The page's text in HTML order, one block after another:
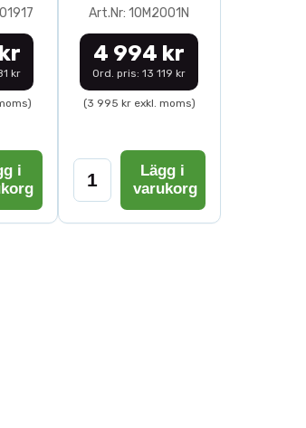
kr
i
Art.Nr: 10M2001N
4 994 kr
Ord. pris: 13 119 kr
(3 995 kr exkl. moms)
Lägg i
varukorg